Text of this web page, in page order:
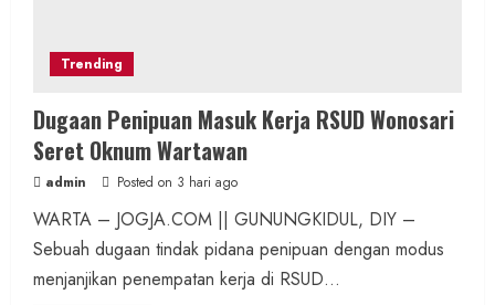
Trending
Dugaan Penipuan Masuk Kerja RSUD Wonosari
Seret Oknum Wartawan
admin Posted on 3 hari ago
WARTA – JOGJA.COM || GUNUNGKIDUL, DIY –
Sebuah dugaan tindak pidana penipuan dengan modus
menjanjikan penempatan kerja di RSUD...